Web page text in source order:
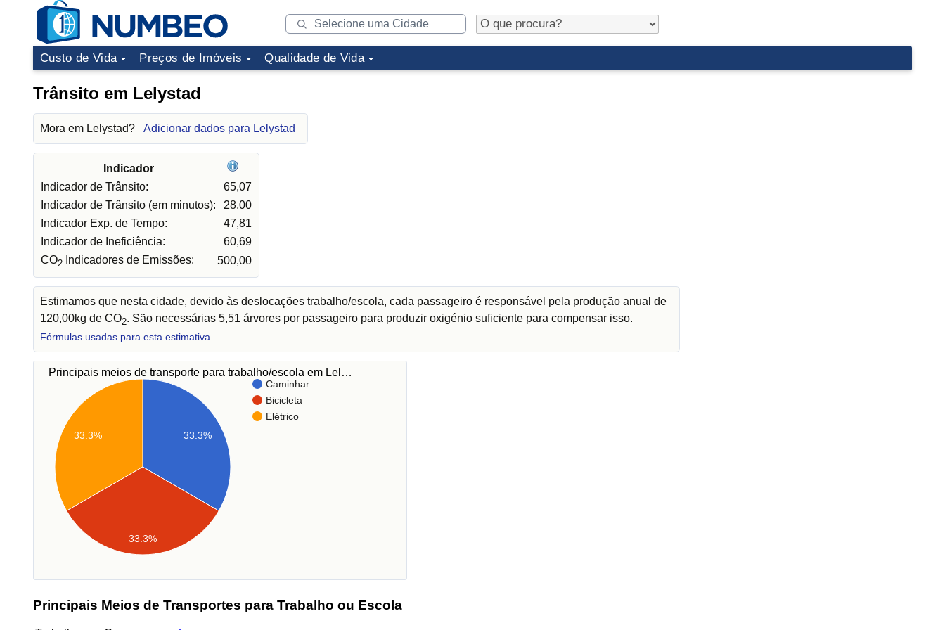
Custo de Vida Preços de Imóveis Qualidade de Vida
Trânsito em Lelystad
Mora em Lelystad? Adicionar dados para Lelystad
Indicador
Indicador de Trânsito:
65,07
Indicador de Trânsito (em minutos):
28,00
Indicador Exp. de Tempo:
47,81
Indicador de Ineficiência:
60,69
CO2 Indicadores de Emissões: 500,00
Estimamos que nesta cidade, devido às deslocações trabalho/escola, cada passageiro é responsável pela produção anual de
120,00kg de CO2. São necessárias 5,51 árvores por passageiro para produzir oxigénio suficiente para compensar isso.
Fórmulas usadas para esta estimativa
Principais meios de transporte para trabalho/escola em Lel…
Caminhar
Bicicleta
Elétrico
33.3%
33.3%
33.3%
Principais Meios de Transportes para Trabalho ou Escola